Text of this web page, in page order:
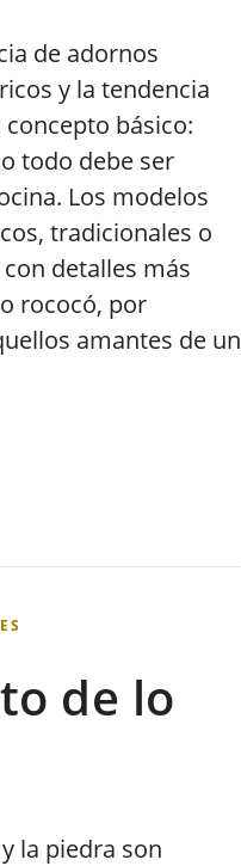
de adornos
y la tendencia
básico:
todo debe ser
Los modelos
tradicionales o
detalles más
rococó, por
amantes de un
de lo
la piedra son